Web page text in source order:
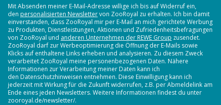
Mit Absenden meiner E-Mail-Adresse willige ich bis auf Widerruf ein,
den personalisierten Newslettervon ZooRoyal zu erhalten. Ich bin damit
einverstanden, dass ZooRoyal mir per E-Mail an mich gerichtete Werbung
zu Produkten, Dienstleistungen, Aktionen und Zufriedenheitsbefragungen
von ZooRoyal und anderen Unternehmen der REWE Group zusendet.
ZooRoyal darf zur Werbeoptimierung die Öffnung der E-Mails sowie
Klicks auf enthaltene Links erheben und analysieren. Zu diesem Zweck
verarbeitet ZooRoyal meine personenbezogenen Daten. Nähere
Informationen zur Verarbeitung meiner Daten kann ich
den Datenschutzhinweisen entnehmen. Diese Einwilligung kann ich
jederzeit mit Wirkung für die Zukunft widerrufen, z.B. per Abmeldelink am
Ende eines jeden Newsletters. Weitere Informationen findest du unter
zooroyal.de/newsletter/.